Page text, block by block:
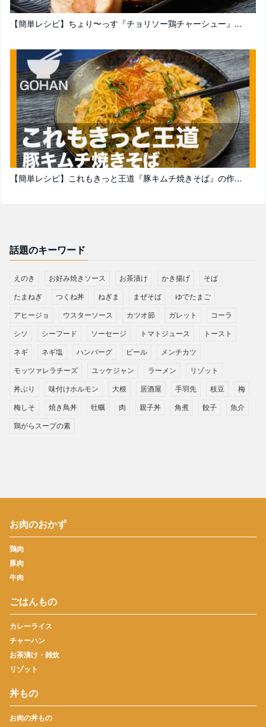
【簡単レシピ】ちょり〜っす『チョリソー鶏チャーシュー』...
【簡単レシピ】これもきっと王道『豚キムチ焼きそば』の作...
話題のキーワード
えのき お好み焼きソース お茶漬け かき揚げ そば
たまねぎ つくね丼 ねぎま まぜそば ゆでたまご
アヒージョ ウスターソース カツオ節 ガレット コーラ
シソ シーフード ソーセージ トマトジュース トースト
ネギ ネギ塩 ハンバーグ ビール メンチカツ
モッツァレラチーズ ユッケジャン ラーメン リゾット
丼ぶり 味付けホルモン 大根 居酒屋 手羽先 枝豆 梅
梅しそ 焼き鳥丼 牡蠣 肉 親子丼 角煮 餃子 魚介
鶏がらスープの素
お肉のおかず
鶏肉
豚肉
牛肉
ごはんもの
カレーライス
チャーハン
お茶漬け・雑炊
リゾット
丼もの
お肉の丼もの